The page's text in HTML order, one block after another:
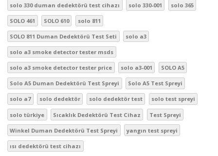
solo 330 duman dedektörü test cihazı solo 330-001 solo 365
SOLO 461 SOLO 610 solo 811
SOLO 811 Duman Dedektörü Test Seti solo a3
solo a3 smoke detector tester msds
solo a3 smoke detector tester price solo a3-001 SOLO A5
Solo A5 Duman Dedektörü Test Spreyi Solo A5 Test Spreyi
solo a7 solo dedektör solo dedektör test solo test spreyi
solo türkiye Sıcaklık Dedektörü Test Cihaz Test Spreyi
Winkel Duman Dedektörü Test Spreyi yangın test spreyi
ısı dedektörü test cihazı